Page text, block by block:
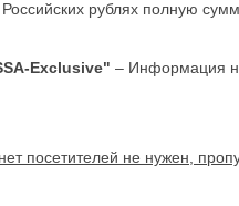
рублях полную
-Exclusive" – Информация
посетителей не нужен,